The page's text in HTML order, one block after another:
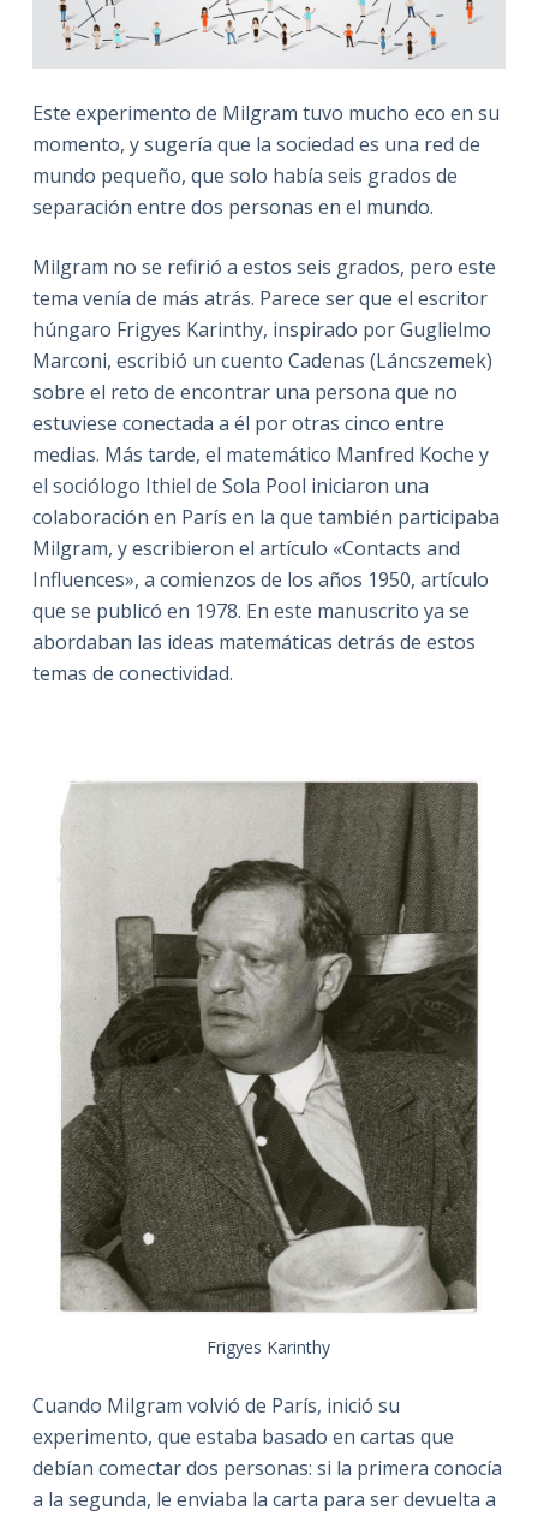
Este experimento de Milgram tuvo mucho eco en su
momento, y sugería que la sociedad es una red de
mundo pequeño, que solo había seis grados de
separación entre dos personas en el mundo.
Milgram no se refirió a estos seis grados, pero este
tema venía de más atrás. Parece ser que el escritor
húngaro Frigyes Karinthy, inspirado por Guglielmo
Marconi, escribió un cuento Cadenas (Láncszemek)
sobre el reto de encontrar una persona que no
estuviese conectada a él por otras cinco entre
medias. Más tarde, el matemático Manfred Koche y
el sociólogo Ithiel de Sola Pool iniciaron una
colaboración en París en la que también participaba
Milgram, y escribieron el artículo «Contacts and
Influences», a comienzos de los años 1950, artículo
que se publicó en 1978. En este manuscrito ya se
abordaban las ideas matemáticas detrás de estos
temas de conectividad.
Frigyes Karinthy
Cuando Milgram volvió de París, inició su
experimento, que estaba basado en cartas que
debían comectar dos personas: si la primera conocía
a la segunda, le enviaba la carta para ser devuelta a